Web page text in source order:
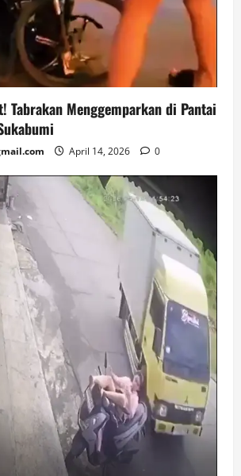
Tabrakan Menggemparkan di Pantai
April 14, 2026 0